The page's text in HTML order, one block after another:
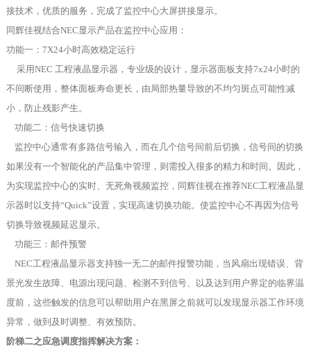
接技术，优质的服务，完成了监控中心大屏拼接显示。
同辉佳视结合NEC显示产品在监控中心应用：
功能一：7X24小时高效稳定运行
采用NEC 工程液晶显示器，专业级的设计，显示器面板支持7x24小时的
不间断使用，整体面板寿命更长，由局部热量导致的不均匀斑点可能性减
小，防止残影产生。
功能二：信号快速切换
监控中心通常有多路信号输入，而在几个信号间前后切换，信号间的切换
如果没有一个智能化的产品集中管理，则需投入很多的精力和时间。因此，
为实现监控中心的实时、无死角视频监控，同辉佳视在推荐NEC工程液晶显
示器时以支持“Quick”设置，实现高速切换功能。使监控中心不再因为信号
切换导致视频延迟显示。
功能三：邮件预警
NEC工程液晶显示器支持独一无二的邮件报警功能，当风扇出现错误、背
景光发生故障、电源出现问题、检测不到信号、以及达到用户界定的临界温
度前，这些触发的信息可以帮助用户在黑屏之前就可以发现显示器工作环境
异常，做到及时调整、有效预防。
阶梯二之应急调度指挥解决方案：